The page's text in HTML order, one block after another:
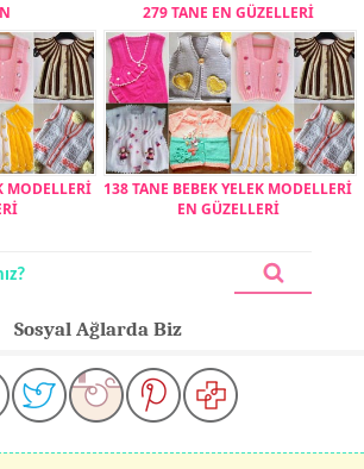
279 TANE EN GÜZELLERİ
MODELLERİ
138 TANE BEBEK YELEK MODELLERİ
EN GÜZELLERİ
Sosyal Ağlarda Biz